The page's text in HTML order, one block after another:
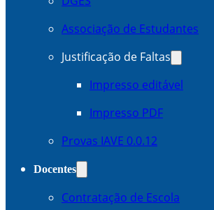
Associação de Estudantes
Justificação de Faltas
Impresso editável
Impresso PDF
Provas IAVE 0.0.12
Docentes
Contratação de Escola